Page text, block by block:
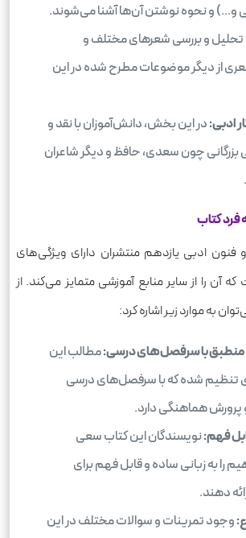
و...) و نحوه نوشتن آن‌ها آشنا می‌شوند.
تحلیل و بررسی شعرهای مختلف و
از دیگر موضوعات مطرح شده در این
ادبی:در این بخش، دانش‌آموزان با نقد و
بزرگانی چون سعدی، حافظ و دیگر شاعران
کتاب
ادبی یازدهم منتشران دارای ویژگی‌های
آن را از سایر منابع آموزشی متمایز می‌کند. از
به موارد زیر اشاره کرد:
منطبق با سرفصل‌های درسی:مطالب این
تنظیم شده که با سرفصل‌های درسی
پرورش هماهنگی دارد.
فهم:نویسندگان این کتاب سعی
را به زبانی ساده و قابل فهم برای
دهند.
وجود تمرینات و سوالات مختلف در این